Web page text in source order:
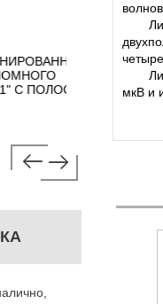
02.08.2021
мкВ и